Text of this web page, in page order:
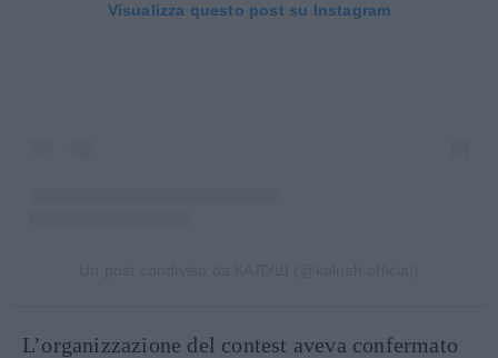
Visualizza questo post su Instagram
L’organizzazione del contest aveva confermato